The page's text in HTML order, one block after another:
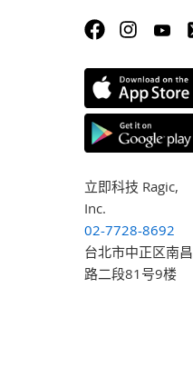
立即科技 Ragic,
Inc.
02-7728-8692
台北市中正区南昌
路二段81号9楼